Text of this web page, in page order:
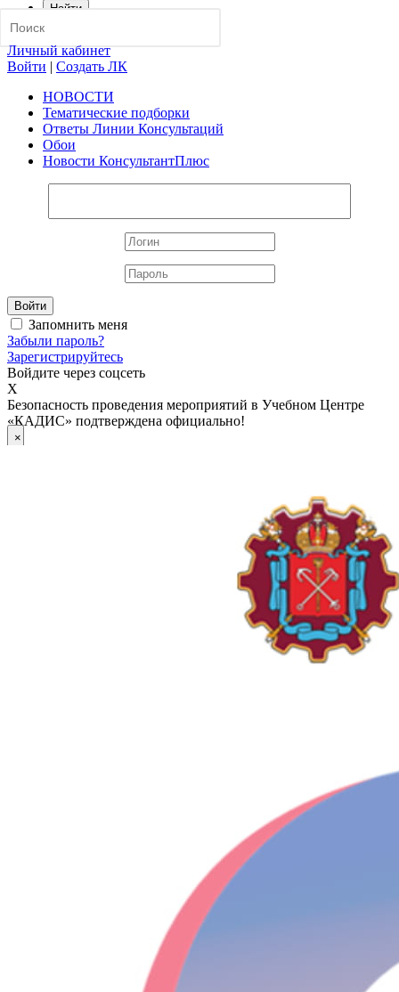
Найти
Личный кабинет
Войти | Создать ЛК
НОВОСТИ
Тематические подборки
Ответы Линии Консультаций
Обои
Новости КонсультантПлюс
Войти
Запомнить меня
Забыли пароль?
Зарегистрируйтесь
Войдите через соцсеть
X
Безопасность проведения мероприятий в Учебном Центре
«КАДИС» подтверждена официально!
×